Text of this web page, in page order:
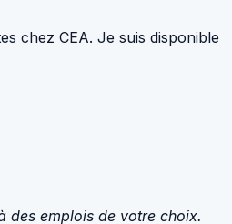
chez CEA. Je suis disponible
des emplois de votre choix.